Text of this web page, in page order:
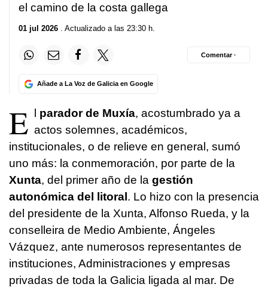
el camino de la costa gallega
01 jul 2026 . Actualizado a las 23:30 h.
Añade a La Voz de Galicia en Google
Comentar ·
E parador de Muxía, acostumbrado ya a
actos solemnes, académicos,
institucionales, o de relieve en general, sumó
uno más: la conmemoración, por parte de la
Xunta, del primer año de la gestión
autonómica del litoral . Lo hizo con la presencia
del presidente de la Xunta, Alfonso Rueda, y la
conselleira de Medio Ambiente, Ángeles
Vázquez, ante numerosos representantes de
instituciones, Administraciones y empresas
privadas de toda la Galicia ligada al mar. De